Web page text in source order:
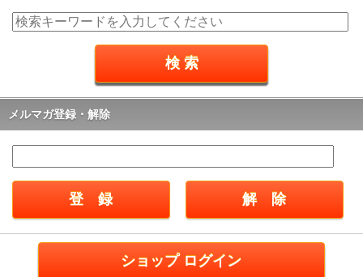
メルマガ登録・解除
ショップ ログイン